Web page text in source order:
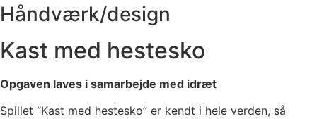
Håndværk/design
Kast med hestesko
Opgaven laves i samarbejde med idræt
Spillet “Kast med hestesko” er kendt i hele verden, så